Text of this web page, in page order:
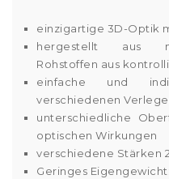
einzigartige 3D-Optik
hergestellt aus
Rohstoffen aus
einfache und
verschiedenen
unterschiedliche
optischen Wirkungen
verschiedene Stärken
Geringes